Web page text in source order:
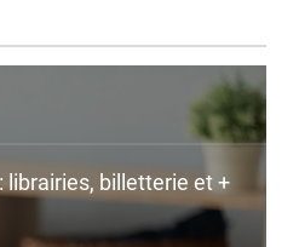
librairies, billetterie et +